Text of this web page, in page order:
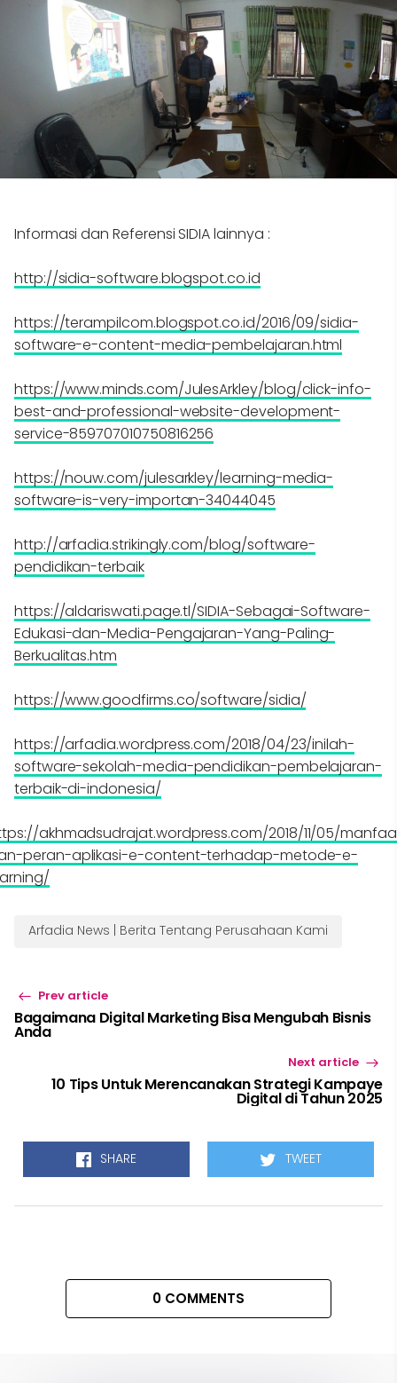
Informasi dan Referensi SIDIA lainnya :
http://sidia-software.blogspot.co.id
https://terampilcom.blogspot.co.id/2016/09/sidia-
software-e-content-media-pembelajaran.html
https://www.minds.com/JulesArkley/blog/click-info-
best-and-professional-website-development-
service-859707010750816256
https://nouw.com/julesarkley/learning-media-
software-is-very-importan-34044045
http://arfadia.strikingly.com/blog/software-
pendidikan-terbaik
https://aldariswati.page.tl/SIDIA-Sebagai-Software-
Edukasi-dan-Media-Pengajaran-Yang-Paling-
Berkualitas.htm
https://www.goodfirms.co/software/sidia/
https://arfadia.wordpress.com/2018/04/23/inilah-
software-sekolah-media-pendidikan-pembelajaran-
terbaik-di-indonesia/
akhmadsudrajat.wordpress.com/2018/11/05/
peran-aplikasi-e-content-terhadap-metode-e-
Arfadia News | Berita Tentang Perusahaan Kami
Prev article
Bagaimana Digital Marketing Bisa Mengubah Bisnis
Anda
Next article
10 Tips Untuk Merencanakan Strategi Kampaye
Digital di Tahun 2025
SHARE TWEET
0 COMMENTS